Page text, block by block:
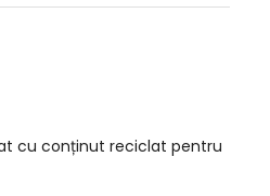
cu conținut reciclat pentru